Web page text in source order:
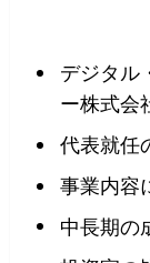
デジタル
ー株式会
代表就任
事業内容
中長期の